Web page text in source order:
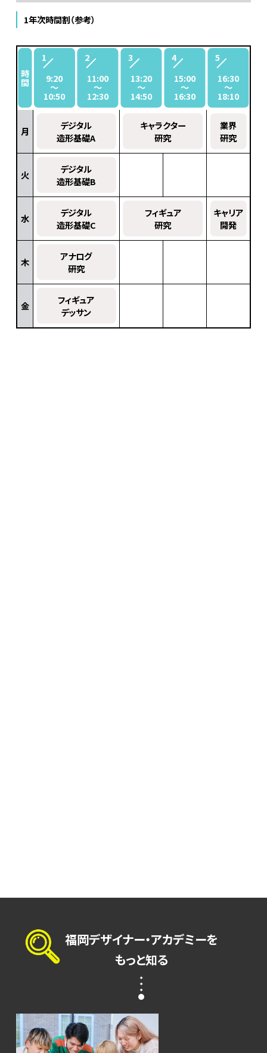
1年次時間割（参考）
時
間 9:20
〜
10:50
11:00
〜
12:30
13:20
〜
14:50
15:00
〜
16:30
16:30
〜
18:10
月
デジタル
造形基礎A
キャラクター
研究
業界
研究
火
デジタル
造形基礎B
水
デジタル
造形基礎C
フィギュア
研究
キャリア
開発
木
アナログ
研究
金
フィギュア
デッサン
2年次時間割（参考）
時
間 9:20
〜
10:50
11:00
〜
12:30
13:20
〜
14:50
15:00
〜
16:30
16:30
〜
18:10
月
フィギュア3D
上級AⅠ
フィギュア3D
上級AⅠ
火
フィギュア3D
上級BⅠ
水
フィギュア
テクニックⅠ
木
スタジオ
タイムⅢ
金
フィギュア3D
上級CⅠ
福岡デザイナー・アカデミーを
もっと知る